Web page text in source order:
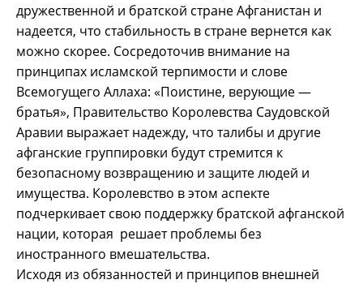
дружественной и братской стране Афганистан и
надеется, что стабильность в стране вернется как
можно скорее. Сосредоточив внимание на
принципах исламской терпимости и слове
Всемогущего Аллаха: «Поистине, верующие —
братья», Правительство Королевства Саудовской
Аравии выражает надежду, что талибы и другие
афганские группировки будут стремится к
безопасному возвращению и защите людей и
имущества. Королевство в этом аспекте
подчеркивает свою поддержку братской афганской
нации, которая решает проблемы без
иностранного вмешательства.
Исходя из обязанностей и принципов внешней